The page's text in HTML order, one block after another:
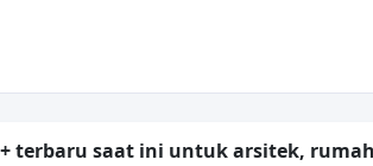
terbaru saat ini untuk arsitek,